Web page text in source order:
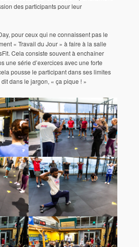
des participants pour leur
pour ceux qui ne connaissent pas le
« Travail du Jour » à faire à la salle
. Cela consiste souvent à enchaîner
une série d’exercicesavec une forte
pousse le participant dans seslimites
dans le jargon, « ça pique ! »